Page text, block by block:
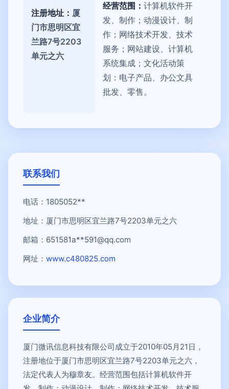
注册地址： 厦
门市思明区宜
兰路7号2203
单元之六
经营范围： 计算机软件开
发、制作；动漫设计、制
作；网络技术开发、技术
服务；网站建设、计算机
系统集成；文化活动策
划：电子产品、办公文具
批发、零售。
联系我们
电话：1805052**
地址：厦门市思明区宜兰路7号2203单元之六
邮箱：651581a**591@qq.com
网址： www.c480825.com
企业简介
厦门微讯信息科技有限公司成立于2010年05月21日，
注册地位于厦门市思明区宜兰路7号2203单元之六，
法定代表人为穆章友。经营范围包括计算机软件开